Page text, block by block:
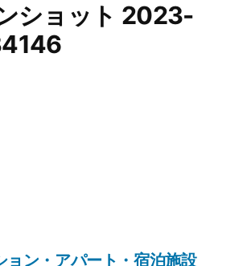
ショット 2023-
ョン・アパート・宿泊施設